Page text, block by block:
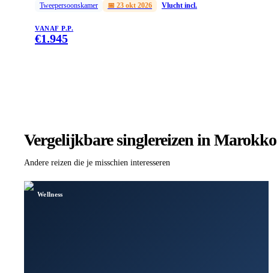
Tweepersoonskamer 📅 23 okt 2026 Vlucht incl.
VANAF P.P.
€1.945
Vergelijkbare singlereizen in Marokko
Andere reizen die je misschien interesseren
Wellness